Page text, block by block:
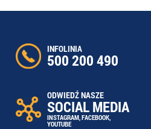
INFOLINIA
500 200 490
ODWIEDŹ NASZE
SOCIAL MEDIA
INSTAGRAM,FACEBOOK,
YOUTUBE